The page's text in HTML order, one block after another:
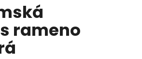
rameno